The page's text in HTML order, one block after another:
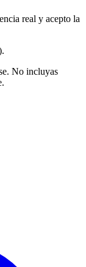
real y acepto la
No incluyas